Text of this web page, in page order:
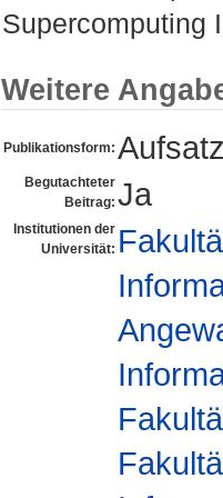
Supercomputing
Weitere
Publikationsform:
Begutachteter
Beitrag: Ja
Institutionen der
Universität: